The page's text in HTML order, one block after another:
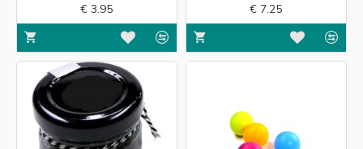
€ 3.95
€ 7.25